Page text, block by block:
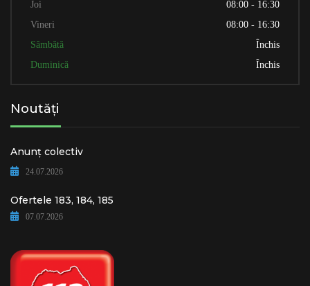
Joi
08:00 - 16:30
Vineri
08:00 - 16:30
Sâmbătă
Închis
Duminică
Închis
Noutăți
Anunț colectiv
24.07.2026
Ofertele 183, 184, 185
07.07.2026